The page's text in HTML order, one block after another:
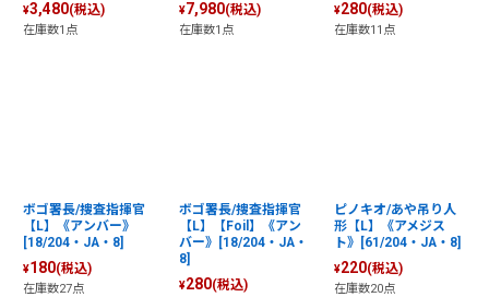
¥3,480(税込)
在庫数1点
¥7,980(税込)
在庫数1点
¥280(税込)
在庫数11点
ボゴ署長/捜査指揮官
【L】《アンバー》
[18/204・JA・8]
¥180(税込)
在庫数27点
ボゴ署長/捜査指揮官
【L】【Foil】《アン
バー》[18/204・JA・
8]
¥280(税込)
ピノキオ/あや吊り人
形【L】《アメジス
ト》[61/204・JA・8]
¥220(税込)
在庫数20点